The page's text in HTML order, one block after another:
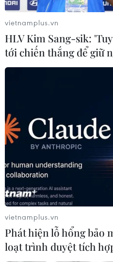
Trạm y tế phường Tân Quý
đầu tiên tại Thành phố Hồ
dân đến khám chữa bện,
lượt khám bệnh/ngày.
vietnamplus.vn
HLV Kim Sang-sik:
tới chiến thắng để giữ
vietnamplus.vn
Phát hiện lỗ hổng bảo
loạt trình duyệt tích